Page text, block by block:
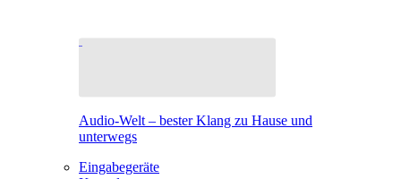
Audio-Welt – bester Klang zu Hause und
unterwegs
Eingabegeräte